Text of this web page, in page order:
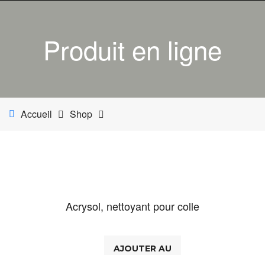
BOUTIQUEProduit en ligne
Accueil Shop
Acrysol, nettoyant pour colle
AJOUTER AU